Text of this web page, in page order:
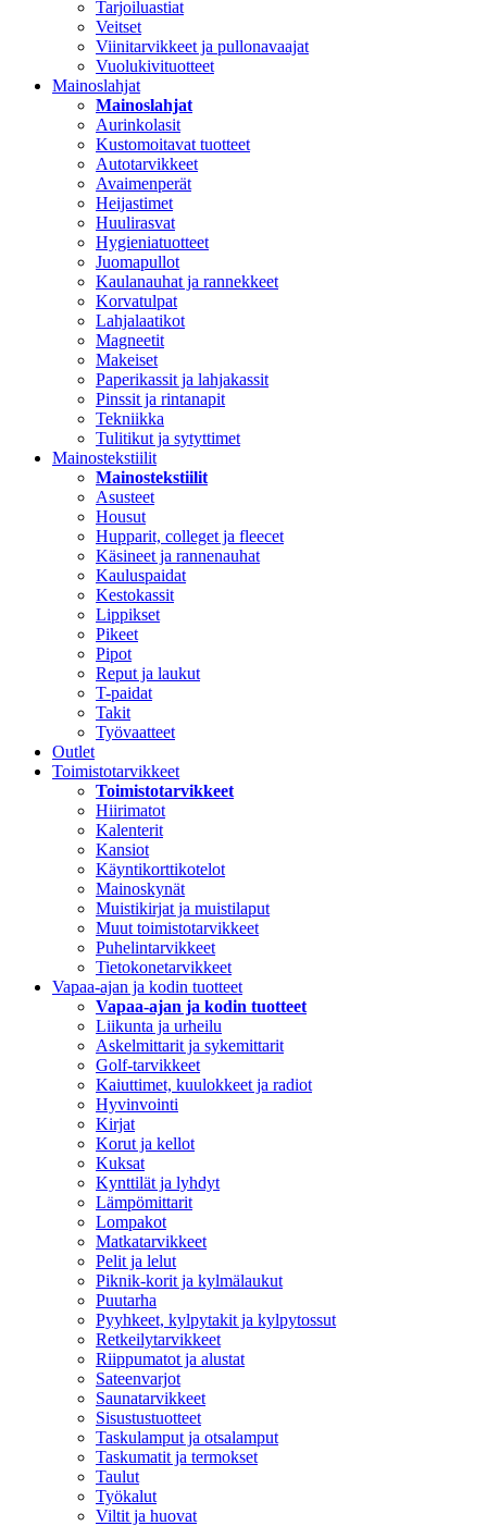
Tarjoiluastiat
Veitset
Viinitarvikkeet ja pullonavaajat
Vuolukivituotteet
Mainoslahjat
Mainoslahjat
Aurinkolasit
Kustomoitavat tuotteet
Autotarvikkeet
Avaimenperät
Heijastimet
Huulirasvat
Hygieniatuotteet
Juomapullot
Kaulanauhat ja rannekkeet
Korvatulpat
Lahjalaatikot
Magneetit
Makeiset
Paperikassit ja lahjakassit
Pinssit ja rintanapit
Tekniikka
Tulitikut ja sytyttimet
Mainostekstiilit
Mainostekstiilit
Asusteet
Housut
Hupparit, colleget ja fleecet
Käsineet ja rannenauhat
Kauluspaidat
Kestokassit
Lippikset
Pikeet
Pipot
Reput ja laukut
T-paidat
Takit
Työvaatteet
Outlet
Toimistotarvikkeet
Toimistotarvikkeet
Hiirimatot
Kalenterit
Kansiot
Käyntikorttikotelot
Mainoskynät
Muistikirjat ja muistilaput
Muut toimistotarvikkeet
Puhelintarvikkeet
Tietokonetarvikkeet
Vapaa-ajan ja kodin tuotteet
Vapaa-ajan ja kodin tuotteet
Liikunta ja urheilu
Askelmittarit ja sykemittarit
Golf-tarvikkeet
Kaiuttimet, kuulokkeet ja radiot
Hyvinvointi
Kirjat
Korut ja kellot
Kuksat
Kynttilät ja lyhdyt
Lämpömittarit
Lompakot
Matkatarvikkeet
Pelit ja lelut
Piknik-korit ja kylmälaukut
Puutarha
Pyyhkeet, kylpytakit ja kylpytossut
Retkeilytarvikkeet
Riippumatot ja alustat
Sateenvarjot
Saunatarvikkeet
Sisustustuotteet
Taskulamput ja otsalamput
Taskumatit ja termokset
Taulut
Työkalut
Viltit ja huovat